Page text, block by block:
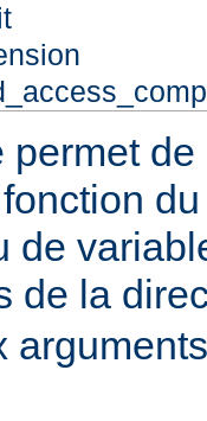
permet
de
de la